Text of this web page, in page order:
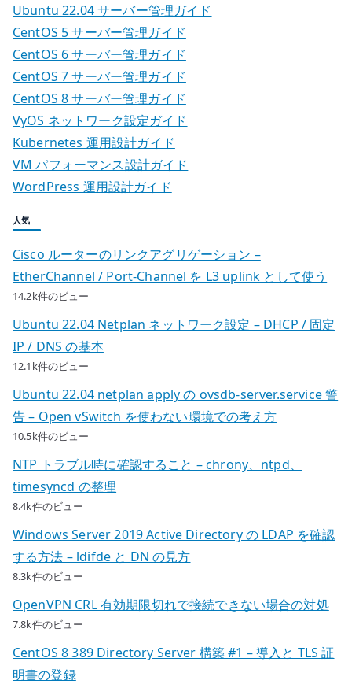
Ubuntu 22.04 サーバー管理ガイド
CentOS 5 サーバー管理ガイド
CentOS 6 サーバー管理ガイド
CentOS 7 サーバー管理ガイド
CentOS 8 サーバー管理ガイド
VyOS ネットワーク設定ガイド
Kubernetes 運用設計ガイド
VM パフォーマンス設計ガイド
WordPress 運用設計ガイド
人気
Cisco ルーターのリンクアグリゲーション –
EtherChannel / Port-Channel を L3 uplink として使う
14.2k件のビュー
Ubuntu 22.04 Netplan ネットワーク設定 – DHCP / 固定
IP / DNS の基本
12.1k件のビュー
Ubuntu 22.04 netplan apply の ovsdb-server.service 警
告 – Open vSwitch を使わない環境での考え方
10.5k件のビュー
NTP トラブル時に確認すること – chrony、ntpd、
timesyncd の整理
8.4k件のビュー
Windows Server 2019 Active Directory の LDAP を確認
する方法 – ldifde と DN の見方
8.3k件のビュー
OpenVPN CRL 有効期限切れで接続できない場合の対処
7.8k件のビュー
CentOS 8 389 Directory Server 構築 #1 – 導入と TLS 証
明書の登録